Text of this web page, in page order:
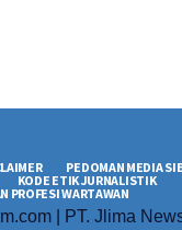
PEDOMAN MEDIA
KODE ETIK JURNALISTIK
PROFESI WARTAWAN
| PT. Jlima